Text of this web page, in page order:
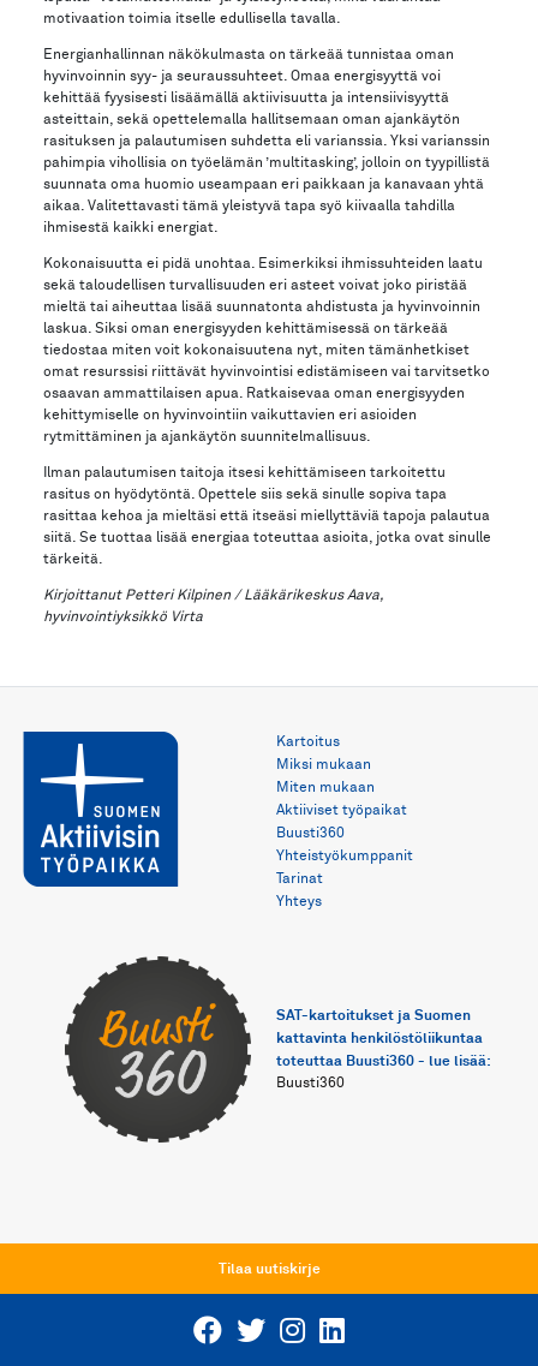
motivaation toimia itselle edullisella tavalla.
Energianhallinnan näkökulmasta on tärkeää tunnistaa oman
hyvinvoinnin syy- ja seuraussuhteet. Omaa energisyyttä voi
kehittää fyysisesti lisäämällä aktiivisuutta ja intensiivisyyttä
asteittain, sekä opettelemalla hallitsemaan oman ajankäytön
rasituksen ja palautumisen suhdetta eli varianssia. Yksi varianssin
pahimpia vihollisia on työelämän ’multitasking’, jolloin on tyypillistä
suunnata oma huomio useampaan eri paikkaan ja kanavaan yhtä
aikaa. Valitettavasti tämä yleistyvä tapa syö kiivaalla tahdilla
ihmisestä kaikki energiat.
Kokonaisuutta ei pidä unohtaa. Esimerkiksi ihmissuhteiden laatu
sekä taloudellisen turvallisuuden eri asteet voivat joko piristää
mieltä tai aiheuttaa lisää suunnatonta ahdistusta ja hyvinvoinnin
laskua. Siksi oman energisyyden kehittämisessä on tärkeää
tiedostaa miten voit kokonaisuutena nyt, miten tämänhetkiset
omat resurssisi riittävät hyvinvointisi edistämiseen vai tarvitsetko
osaavan ammattilaisen apua. Ratkaisevaa oman energisyyden
kehittymiselle on hyvinvointiin vaikuttavien eri asioiden
rytmittäminen ja ajankäytön suunnitelmallisuus.
Ilman palautumisen taitoja itsesi kehittämiseen tarkoitettu
rasitus on hyödytöntä. Opettele siis sekä sinulle sopiva tapa
rasittaa kehoa ja mieltäsi että itseäsi miellyttäviä tapoja palautua
siitä. Se tuottaa lisää energiaa toteuttaa asioita, jotka ovat sinulle
tärkeitä.
Kirjoittanut Petteri Kilpinen /Lääkärikeskus Aava,
hyvinvointiyksikkö Virta
Kartoitus
Miksi mukaan
Miten mukaan
Aktiiviset työpaikat
Buusti360
Yhteistyökumppanit
Tarinat
Yhteys
SAT-kartoitukset ja Suomen
kattavinta henkilöstöliikuntaa
toteuttaa Buusti360 - lue lisää:
Buusti360
Tilaa uutiskirje